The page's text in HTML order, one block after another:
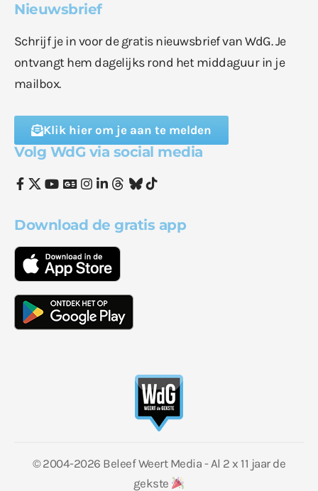
Nieuwsbrief
Schrijf je in voor de gratis nieuwsbrief van WdG. Je
ontvangt hem dagelijks rond het middaguur in je
mailbox.
Klik hier om je aan te melden
Volg WdG via social media
Download de gratis app
© 2004-2026 Beleef Weert Media - Al 2 x 11 jaar de
gekste